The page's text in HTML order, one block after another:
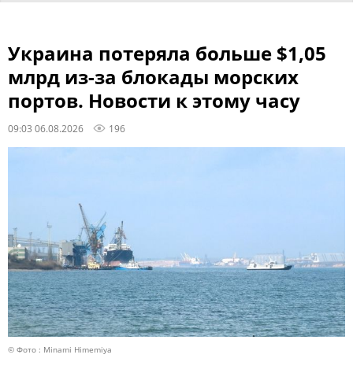
Украина потеряла больше $1,05
млрд из-за блокады морских
портов. Новости к этому часу
09:03 06.08.2026 196
© Фото : Minami Himemiya